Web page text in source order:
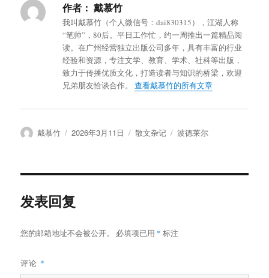
作者： 戴慕竹
我叫戴慕竹（个人微信号：dai830315），江湖人称
“笔帅”，80后。平日工作忙，约一周推出一篇精品阅
读。在广州经营独立出版公司多年，具有丰富的行业
经验和资源，专注文学、教育、学术、社科等出版，
致力于传播优质文化，打造读者与知识的桥梁，欢迎
兄弟朋友恰谈合作。查看戴慕竹的所有文章
作
戴慕竹
发
2026年3月11日
分
散文杂记
标
波德莱尔
发表回复
您的邮箱地址不会被公开。 必填项已用 * 标注
评论 *